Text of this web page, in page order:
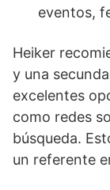
eventos,
Heiker
y una
excelentes
como redes
búsqueda.
un referente